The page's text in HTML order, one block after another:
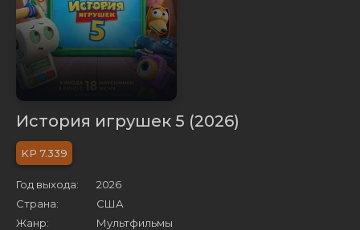
История игрушек 5 (2026)
7.339
Год выхода:
2026
Страна:
США
Жанр:
Мультфильмы